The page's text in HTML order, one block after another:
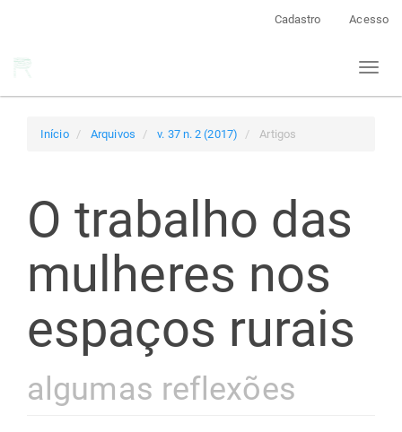
Cadastro Acesso
Toggle
Início Arquivos v. 37 n. 2 (2017) Artigos
O trabalho das
mulheres nos
espaços rurais
algumas reflexões